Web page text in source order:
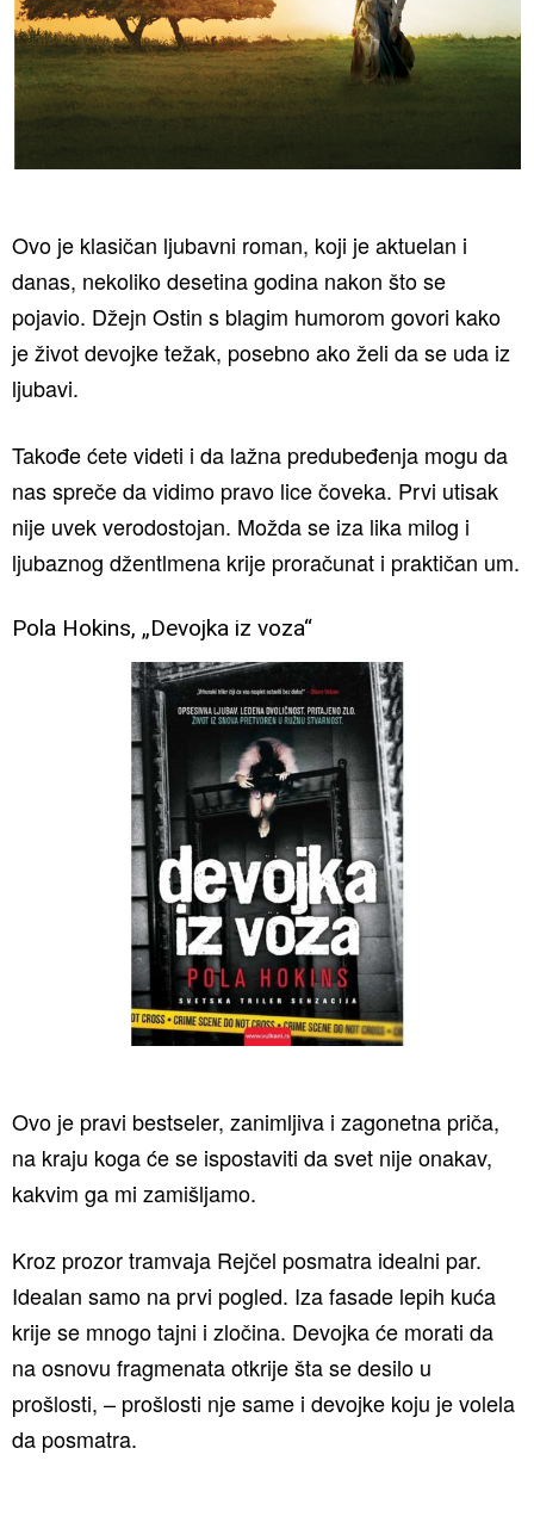
Ovo je klasičan ljubavni roman, koji je aktuelan i
danas, nekoliko desetina godina nakon što se
pojavio. Džejn Ostin s blagim humorom govori kako
je život devojke težak, posebno ako želi da se uda iz
ljubavi.
Takođe ćete videti i da lažna predubeđenja mogu da
nas spreče da vidimo pravo lice čoveka. Prvi utisak
nije uvek verodostojan. Možda se iza lika milog i
ljubaznog džentlmena krije proračunat i praktičan um.
Pola Hokins, „Devojka iz voza“
Ovo je pravi bestseler, zanimljiva i zagonetna priča,
na kraju koga će se ispostaviti da svet nije onakav,
kakvim ga mi zamišljamo.
Kroz prozor tramvaja Rejčel posmatra idealni par.
Idealan samo na prvi pogled. Iza fasade lepih kuća
krije se mnogo tajni i zločina. Devojka će morati da
na osnovu fragmenata otkrije šta se desilo u
prošlosti, – prošlosti nje same i devojke koju je volela
da posmatra.